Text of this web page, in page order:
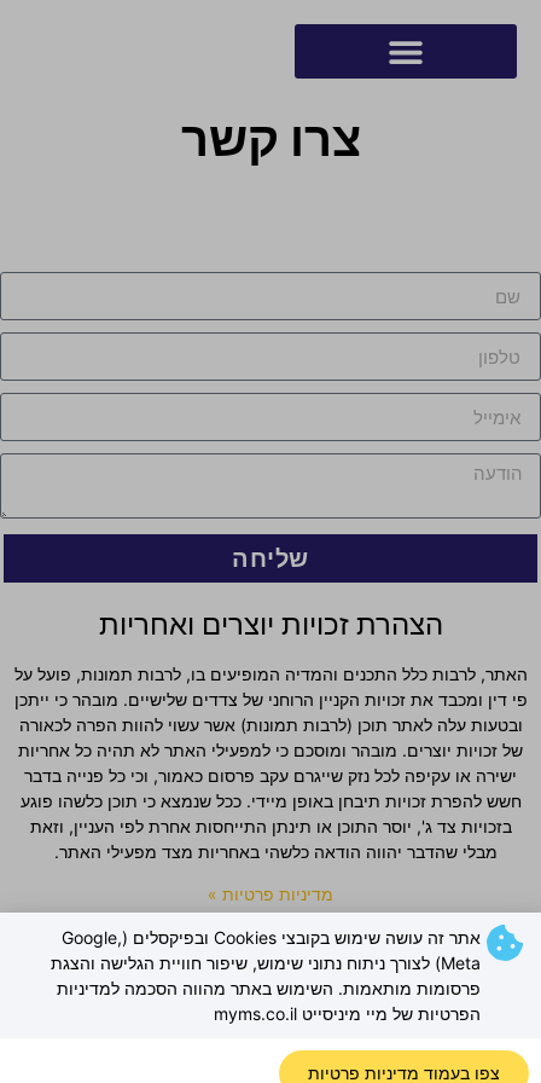
צרו קשר
שליחה
הצהרת זכויות יוצרים ואחריות
האתר, לרבות כלל התכנים והמדיה המופיעים בו, לרבות תמונות, פועל על
פי דין ומכבד את זכויות הקניין הרוחני של צדדים שלישיים. מובהר כי ייתכן
ובטעות עלה לאתר תוכן (לרבות תמונות) אשר עשוי להוות הפרה לכאורה
של זכויות יוצרים. מובהר ומוסכם כי למפעילי האתר לא תהיה כל אחריות
ישירה או עקיפה לכל נזק שייגרם עקב פרסום כאמור, וכי כל פנייה בדבר
חשש להפרת זכויות תיבחן באופן מיידי. ככל שנמצא כי תוכן כלשהו פוגע
בזכויות צד ג', יוסר התוכן או תינתן התייחסות אחרת לפי העניין, וזאת
מבלי שהדבר יהווה הודאה כלשהי באחריות מצד מפעילי האתר.
מדיניות פרטיות »
אתר זה עושה שימוש בקובצי Cookies ובפיקסלים (Google,
Meta) לצורך ניתוח נתוני שימוש, שיפור חוויית הגלישה והצגת
פרסומות מותאמות. השימוש באתר מהווה הסכמה למדיניות
הפרטיות של מיי מיניסייט myms.co.il
צפו בעמוד מדיניות פרטיות